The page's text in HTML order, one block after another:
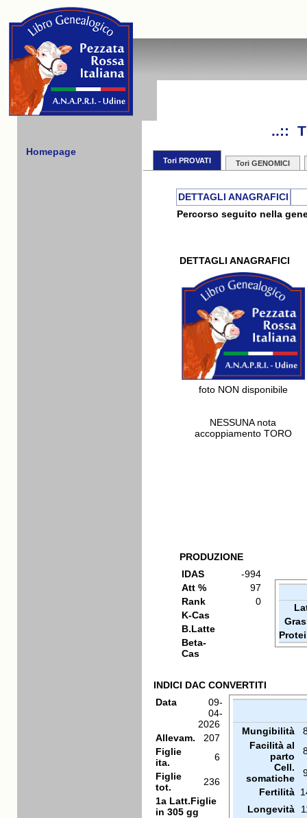
Homepage
..::
Tori PROVATI Tori GENOMICI
DETTAGLI ANAGRAFICI
Percorso seguito nella
DETTAGLI ANAGRAFICI
foto NON disponibile
NESSUNA nota
accoppiamento TORO
PRODUZIONE
IDAS
-994
Att %
97
Rank
0
K-Cas
B.Latte
Beta-
Cas
INDICI DAC CONVERTITI
Data
09-
04-
2026
Allevam.
207
Figlie
ita.
6
Figlie
tot.
236
1a Latt.Figlie
in 305 gg
Mungibilità
Facilità al
parto
Cell.
somatiche
Fertilità
Longevità